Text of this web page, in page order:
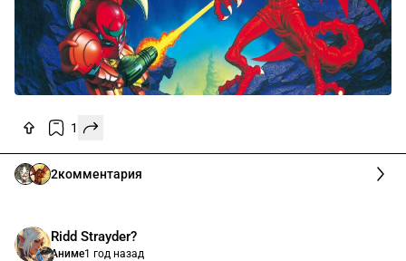
1
2комментария
Ridd Strayder?
Аниме1 год назад